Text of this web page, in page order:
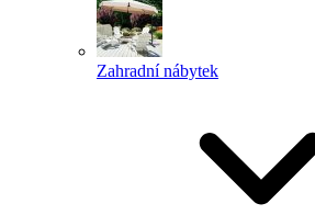
Zahradní nábytek